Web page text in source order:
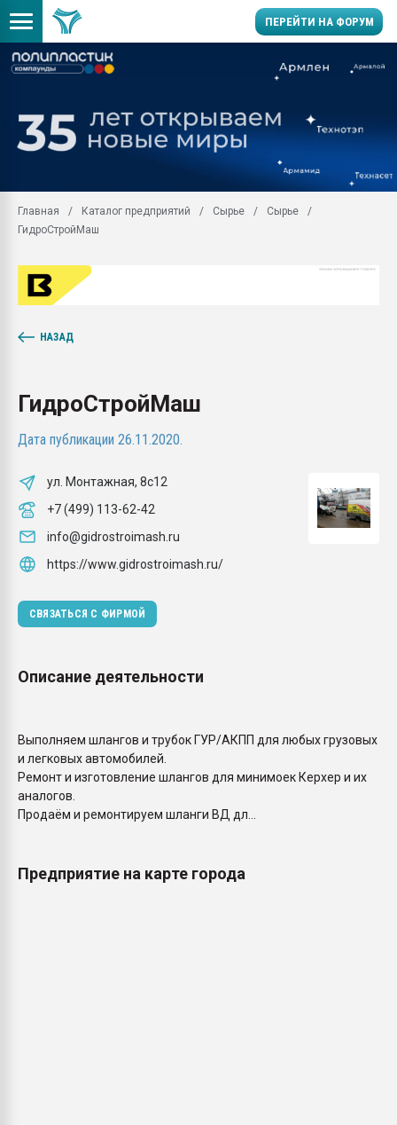
ПЕРЕЙТИ НА ФОРУМ
производство SPC
цикла
заводу пластмасс"
Помощь в подборе
Главная Каталог предприятий Сырье
Сырье
ГидроСтройМаш
НАЗАД
ГидроСтройМаш
Дата публикации 26.11.2020.
ул. Монтажная, 8с12
+7 (499) 113-62-42
info@gidrostroimash.ru
https://www.gidrostroimash.ru/
СВЯЗАТЬСЯ С ФИРМОЙ
Описание деятельности
Выполняем шлангов и трубок ГУР/АКПП для любых грузовых
и легковых автомобилей.
Ремонт и изготовление шлангов для минимоек Керхер и их
аналогов.
Продаём и ремонтируем шланги ВД дл...
Предприятие на карте города